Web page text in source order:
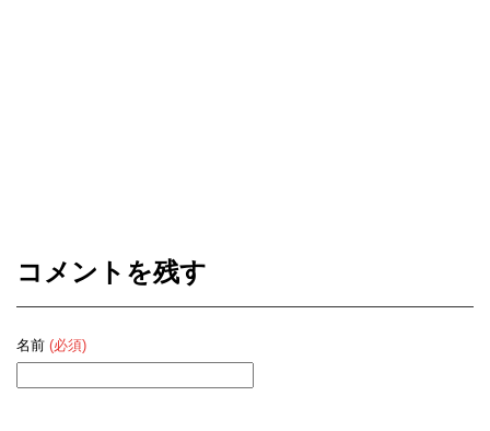
コメントを残す
名前 (必須)